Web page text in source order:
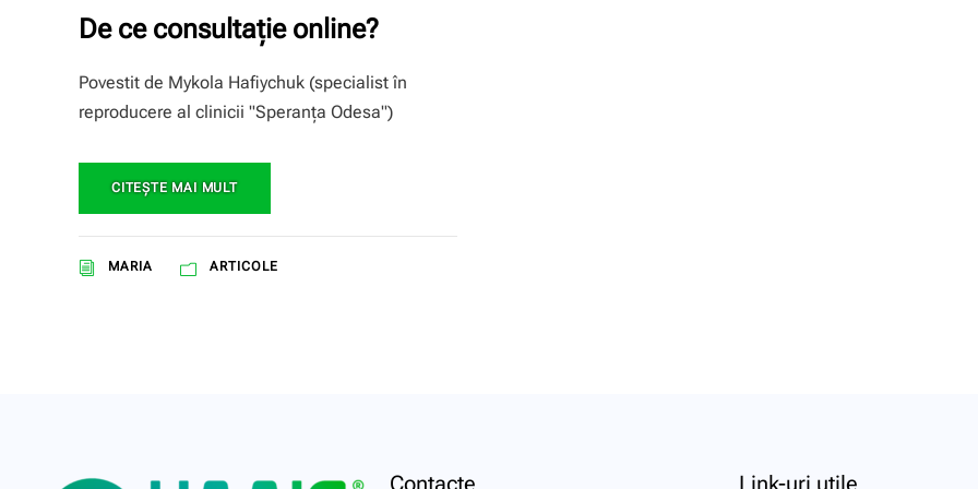
De ce consultație online?
Povestit de Mykola Hafiychuk (specialist în
reproducere al clinicii "Speranţa Odesa")
CITEŞTE MAI MULT
MARIA ARTICOLE